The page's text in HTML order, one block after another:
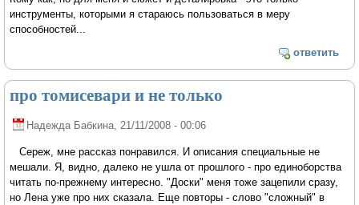
инструменты, которыми я стараюсь пользоваться в меру
способностей...
ответить
про томисевари и не только
Надежда Бабкина, 21/11/2008 - 00:06
Сереж, мне рассказ понравился. И описания специальные не
мешали. Я, видно, далеко не ушла от прошлого - про единоборства
читать по-прежнему интересно. "Доски" меня тоже зацепили сразу,
но Лена уже про них сказала. Еще повторы - слово "сложный" в